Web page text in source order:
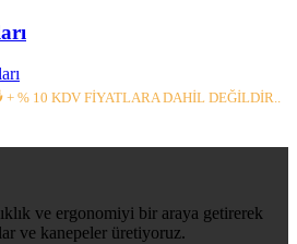
+ % 10 KDV FİYATLARA DAHİL DEĞİLDİR..
ve ergonomiyi bir araya getirerek
ve kanepeler üretiyoruz.